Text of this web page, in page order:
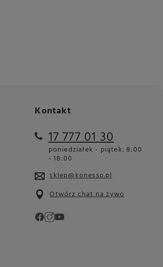
Kontakt
17 777 01 30
poniedziałek - piątek: 8:00
- 18:00
sklep@konesso.pl
Otwórz chat na żywo